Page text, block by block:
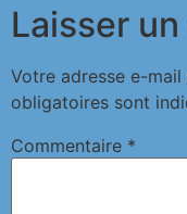
Laisser
Votre adresse e-
obligatoires sont
Commentaire *